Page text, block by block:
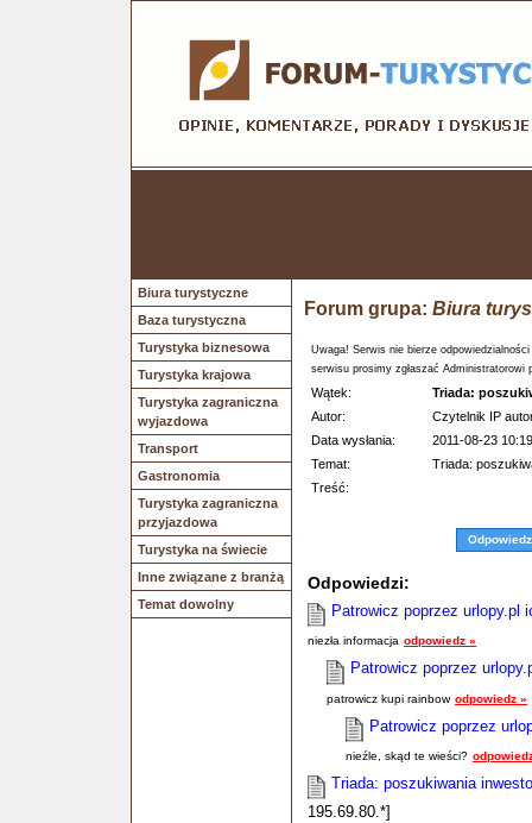
Biura turystyczne
Baza turystyczna
Turystyka biznesowa
Turystyka krajowa
Turystyka zagraniczna
wyjazdowa
Transport
Gastronomia
Turystyka zagraniczna
przyjazdowa
Turystyka na świecie
Inne związane z branżą
Temat dowolny
Forum grupa: Biura
Uwaga! Serwis nie bierze
serwisu prosimy zgłaszać Administratorowi
Wątek:
Triada:
Autor:
Czytelnik IP
Data wysłania:
2011-08-23 10:19
Temat:
Triada:
Treść:
Odpowiedz
Odpowiedzi:
Patrowicz poprzez urlopy.pl
niezła informacja odpowiedz »
Patrowicz poprzez
patrowicz kupi rainbow odpowiedz »
Patrowicz poprzez
nieźle, skąd te wieści?
Triada: poszukiwania
195.69.80.*]